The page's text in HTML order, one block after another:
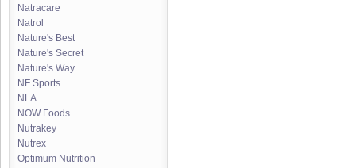
Natracare
Natrol
Nature's Best
Nature's Secret
Nature's Way
NF Sports
NLA
NOW Foods
Nutrakey
Nutrex
Optimum Nutrition